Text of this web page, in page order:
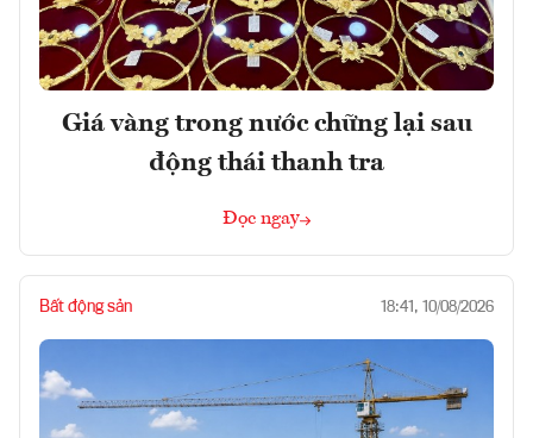
Giá vàng trong nước chững lại sau
động thái thanh tra
Đọc ngay
Bất động sản 18:41, 10/08/2026